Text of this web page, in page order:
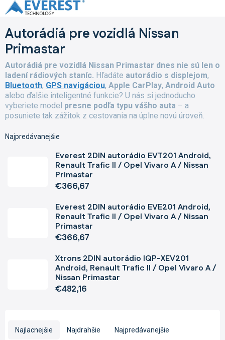
Prejsť
na
Autorádiá pre vozidlá Nissan
Primastar
Autorádiá pre vozidlá Nissan Primastar dnes nie sú len o
ladení rádiových staníc. Hľadáte autorádio s displejom,
Bluetooth, GPS navigáciou, Apple CarPlay, Android Auto
alebo ďalšie inteligentné funkcie? U nás si jednoducho
vyberiete model presne podľa typu vášho auta – a
posuniete tak zážitok z cestovania na úplne novú úroveň.
Najpredávanejšie
Everest 2DIN autorádio EVT201 Android,
Renault Trafic II / Opel Vivaro A / Nissan
Primastar
€366,67
Everest 2DIN autorádio EVE201 Android,
Renault Trafic II / Opel Vivaro A / Nissan
Primastar
€366,67
Xtrons 2DIN autorádio IQP-XEV201
Android, Renault Trafic II / Opel Vivaro A /
Nissan Primastar
€482,16
Najlacnejšie Najdrahšie Najpredávanejšie